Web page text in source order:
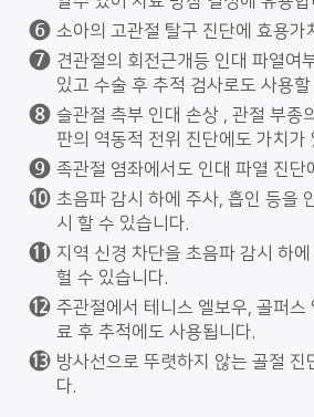
소아의 고관절 탈구 진단에 효용가
견관절의 회전근개등 인대 파열여
있고 수술 후 추적 검사로도 사용
슬관절 측부 인대 손상 , 관절 부종
판의 역동적 전위 진단에도 가치가
족관절 염좌에서도 인대 파열 진단
초음파 감시 하에 주사, 흡인 등을
시 할 수 있습니다.
지역 신경 차단을 초음파 감시 하
헐 수 있습니다.
주관절에서 테니스 엘보우, 골퍼스
료 후 추적에도 사용됩니다.
방사선으로 뚜렷하지 않는 골절 진
다.